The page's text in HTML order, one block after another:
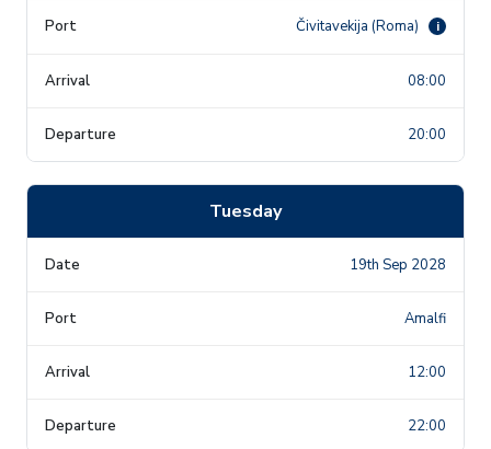
Čivitavekija (Roma) i
08:00
20:00
Tuesday
19th Sep 2028
Amalfi
12:00
22:00